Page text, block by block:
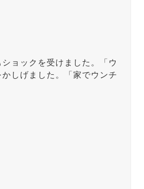
ョックを受けました。「ウ
しげました。「家でウンチ